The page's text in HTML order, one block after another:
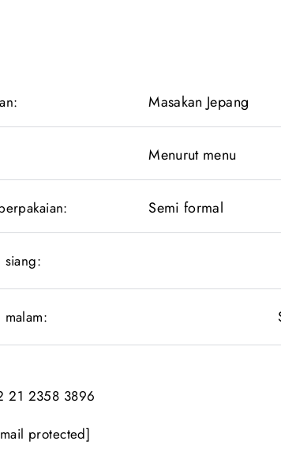
Masakan Jepang
Menurut menu
Semi formal
siang:
malam:
21 2358 3896
protected]